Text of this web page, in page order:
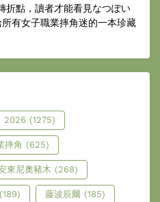
折點，讀者才能看見なつぽい
有女子職業摔角迷的一本珍藏
2026 (1275)
摔角 (625)
東尼奧豬木 (268)
(189) 藤波辰爾 (185)